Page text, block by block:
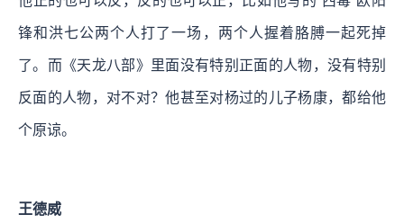
锋和洪七公两个人打了一场，两个人握着胳膊一起死掉
了。而《天龙八部》里面没有特别正面的人物，没有特别
反面的人物，对不对？他甚至对杨过的儿子杨康，都给他
个原谅。
王德威